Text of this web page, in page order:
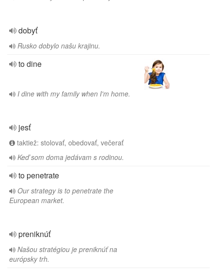
dobyť
Rusko dobylo našu krajinu.
to dine
I dine with my family when I'm home.
jesť
taktiež: stolovať, obedovať, večerať
Keď som doma jedávam s rodinou.
to penetrate
Our strategy is to penetrate the
European market.
preniknúť
Našou stratégiou je preniknúť na
európsky trh.